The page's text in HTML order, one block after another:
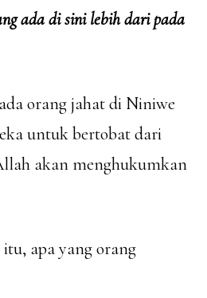
ada di sini lebih dari pada
orang jahat di Niniwe
untuk bertobat dari
akan menghukumkan
apa yang orang